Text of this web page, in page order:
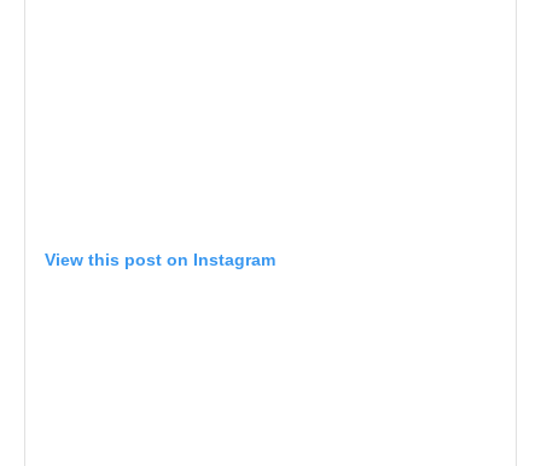
View this post on Instagram